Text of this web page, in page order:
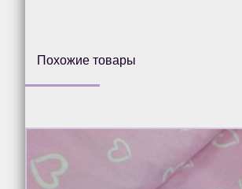
Похожие товары